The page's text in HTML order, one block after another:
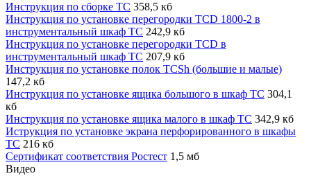
Инструкция по сборке TC 358,5 кб
Инструкция по установке перегородки TCD 1800-2 в
инструментальный шкаф TC 242,9 кб
Инструкция по установке перегородки TCD в
инструментальный шкаф TC 207,9 кб
Инструкция по установке полок TCSh (большие и малые)
147,2 кб
Инструкция по установке ящика большого в шкаф TC 304,1
кб
Инструкция по установке ящика малого в шкаф TC 342,9 кб
Иструкция по установке экрана перфорированного в шкафы
TC 216 кб
Сертификат соответствия Ростест 1,5 мб
Видео